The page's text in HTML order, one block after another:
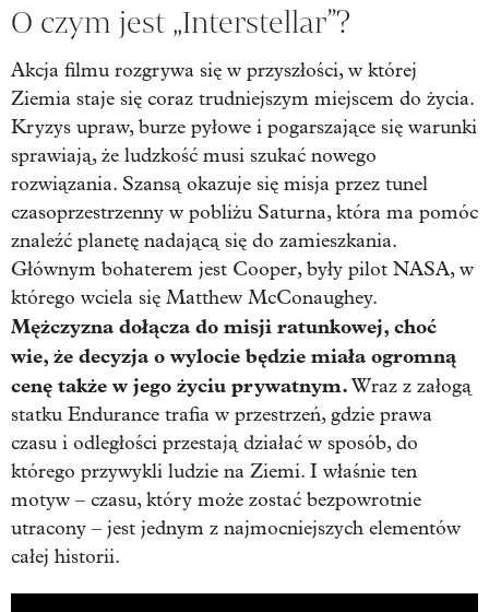
O czym jest „Interstellar”?
Akcja filmu rozgrywa się w przyszłości, w której
Ziemia staje się coraz trudniejszym miejscem do życia.
Kryzys upraw, burze pyłowe i pogarszające się warunki
sprawiają, że ludzkość musi szukać nowego
rozwiązania. Szansą okazuje się misja przez tunel
czasoprzestrzenny w pobliżu Saturna, która ma pomóc
znaleźć planetę nadającą się do zamieszkania.
Głównym bohaterem jest Cooper, były pilot NASA, w
którego wciela się Matthew McConaughey.
Mężczyzna dołącza do misji ratunkowej, choć
wie, że decyzja o wylocie będzie miała ogromną
cenę także w jego życiu prywatnym.Wraz z załogą
statku Endurance trafia w przestrzeń, gdzie prawa
czasu i odległości przestają działać w sposób, do
którego przywykli ludzie na Ziemi. I właśnie ten
motyw – czasu, który może zostać bezpowrotnie
utracony – jest jednym z najmocniejszych elementów
całej historii.